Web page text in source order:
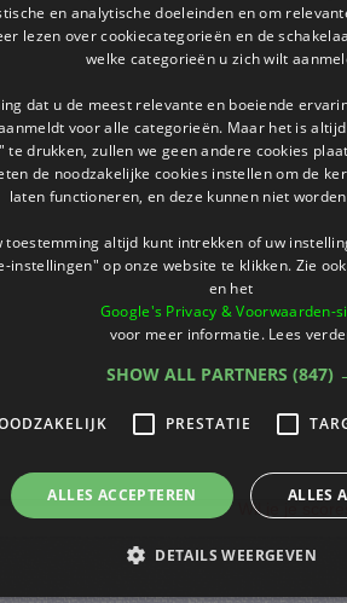
Wil je je
en analytische doeleinden en om
lezen over cookiecategorieën en de
welke categorieën u zich wilt
dat u de meest relevante en boeiende
voor alle categorieën. Maar het is
te drukken, zullen we geen andere cookies
de noodzakelijke cookies instellen om de
laten functioneren, en deze kunnen niet
toestemming altijd kunt intrekken of uw
instellingen" op onze website te klikken. Zie
en het
Google's Privacy & Voorwaarden-
voor meer informatie. Lees
SHOW ALL PARTNERS (847)
PRESTATIE
ALLES ACCEPTEREN ALLES
DETAILS WEERGEVEN